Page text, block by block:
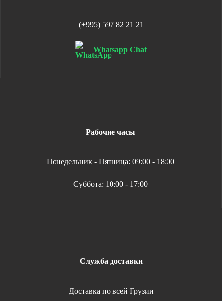
(+995) 597 82 21 21
Whatsapp Chat
Рабочие часы
Понедельник - Пятница: 09:00 - 18:00
Суббота: 10:00 - 17:00
Служба доставки
Доставка по всей Грузии